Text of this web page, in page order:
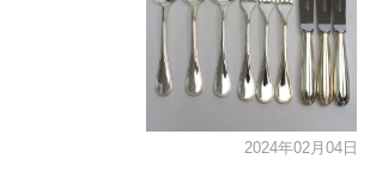
2024年02月04日